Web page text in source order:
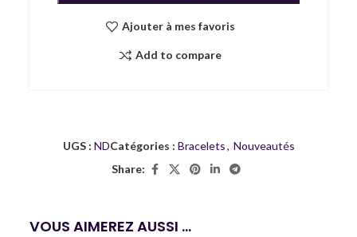
Ajouter à mes favoris
Add to compare
UGS : NDCatégories : Bracelets, Nouveautés
Share:
VOUS AIMEREZ AUSSI ...